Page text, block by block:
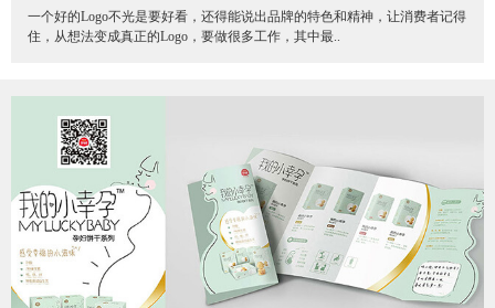
图
一个好的Logo不光是要好看，还得能说出品牌的特色和精神，让消费者记得
住，从想法变成真正的Logo，要做很多工作，其中最..